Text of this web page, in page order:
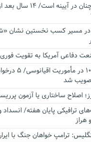
نجات‌دهنده‌ همچنان در
در مسیر کسب نخستین نشان
آمریکا به تقویت فوری
اقتدار ناوگروه
شد
اصلاح ساختاری یا آزمون
ترافیکی پایان هفته/
ترامپ خواهان جنگ با